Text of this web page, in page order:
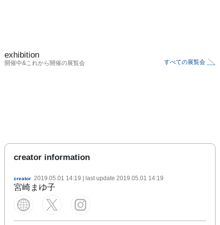
exhibition
開催中&これから開催の展覧会 すべての展覧会
creator information
creator 2019.05.01 14:19 | last update 2019.05.01 14:19
宮崎まゆ子